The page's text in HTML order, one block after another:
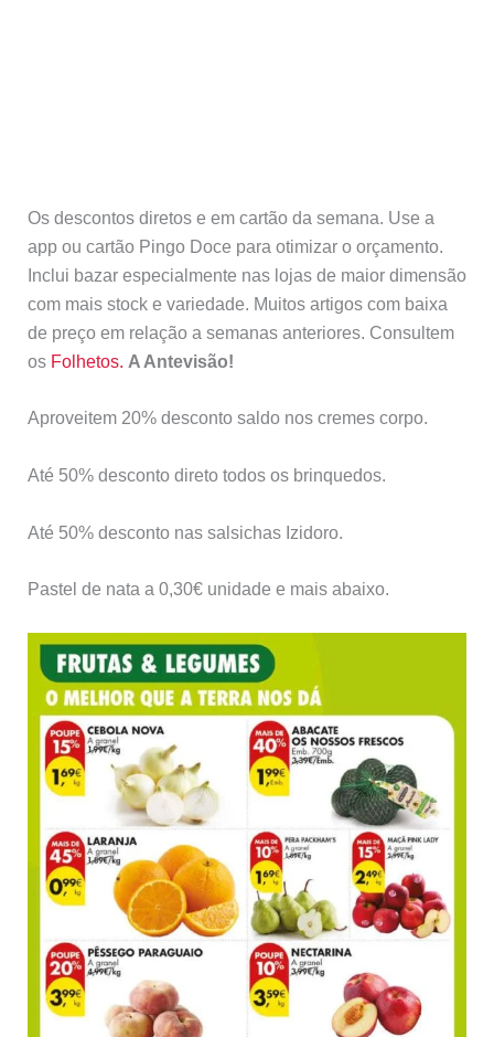
Os descontos diretos e em cartão da semana. Use a
app ou cartão Pingo Doce para otimizar o orçamento.
Inclui bazar especialmente nas lojas de maior dimensão
com mais stock e variedade. Muitos artigos com baixa
de preço em relação a semanas anteriores. Consultem
os Folhetos. A Antevisão!
Aproveitem 20% desconto saldo nos cremes corpo.
Até 50% desconto direto todos os brinquedos.
Até 50% desconto nas salsichas Izidoro.
Pastel de nata a 0,30€ unidade e mais abaixo.